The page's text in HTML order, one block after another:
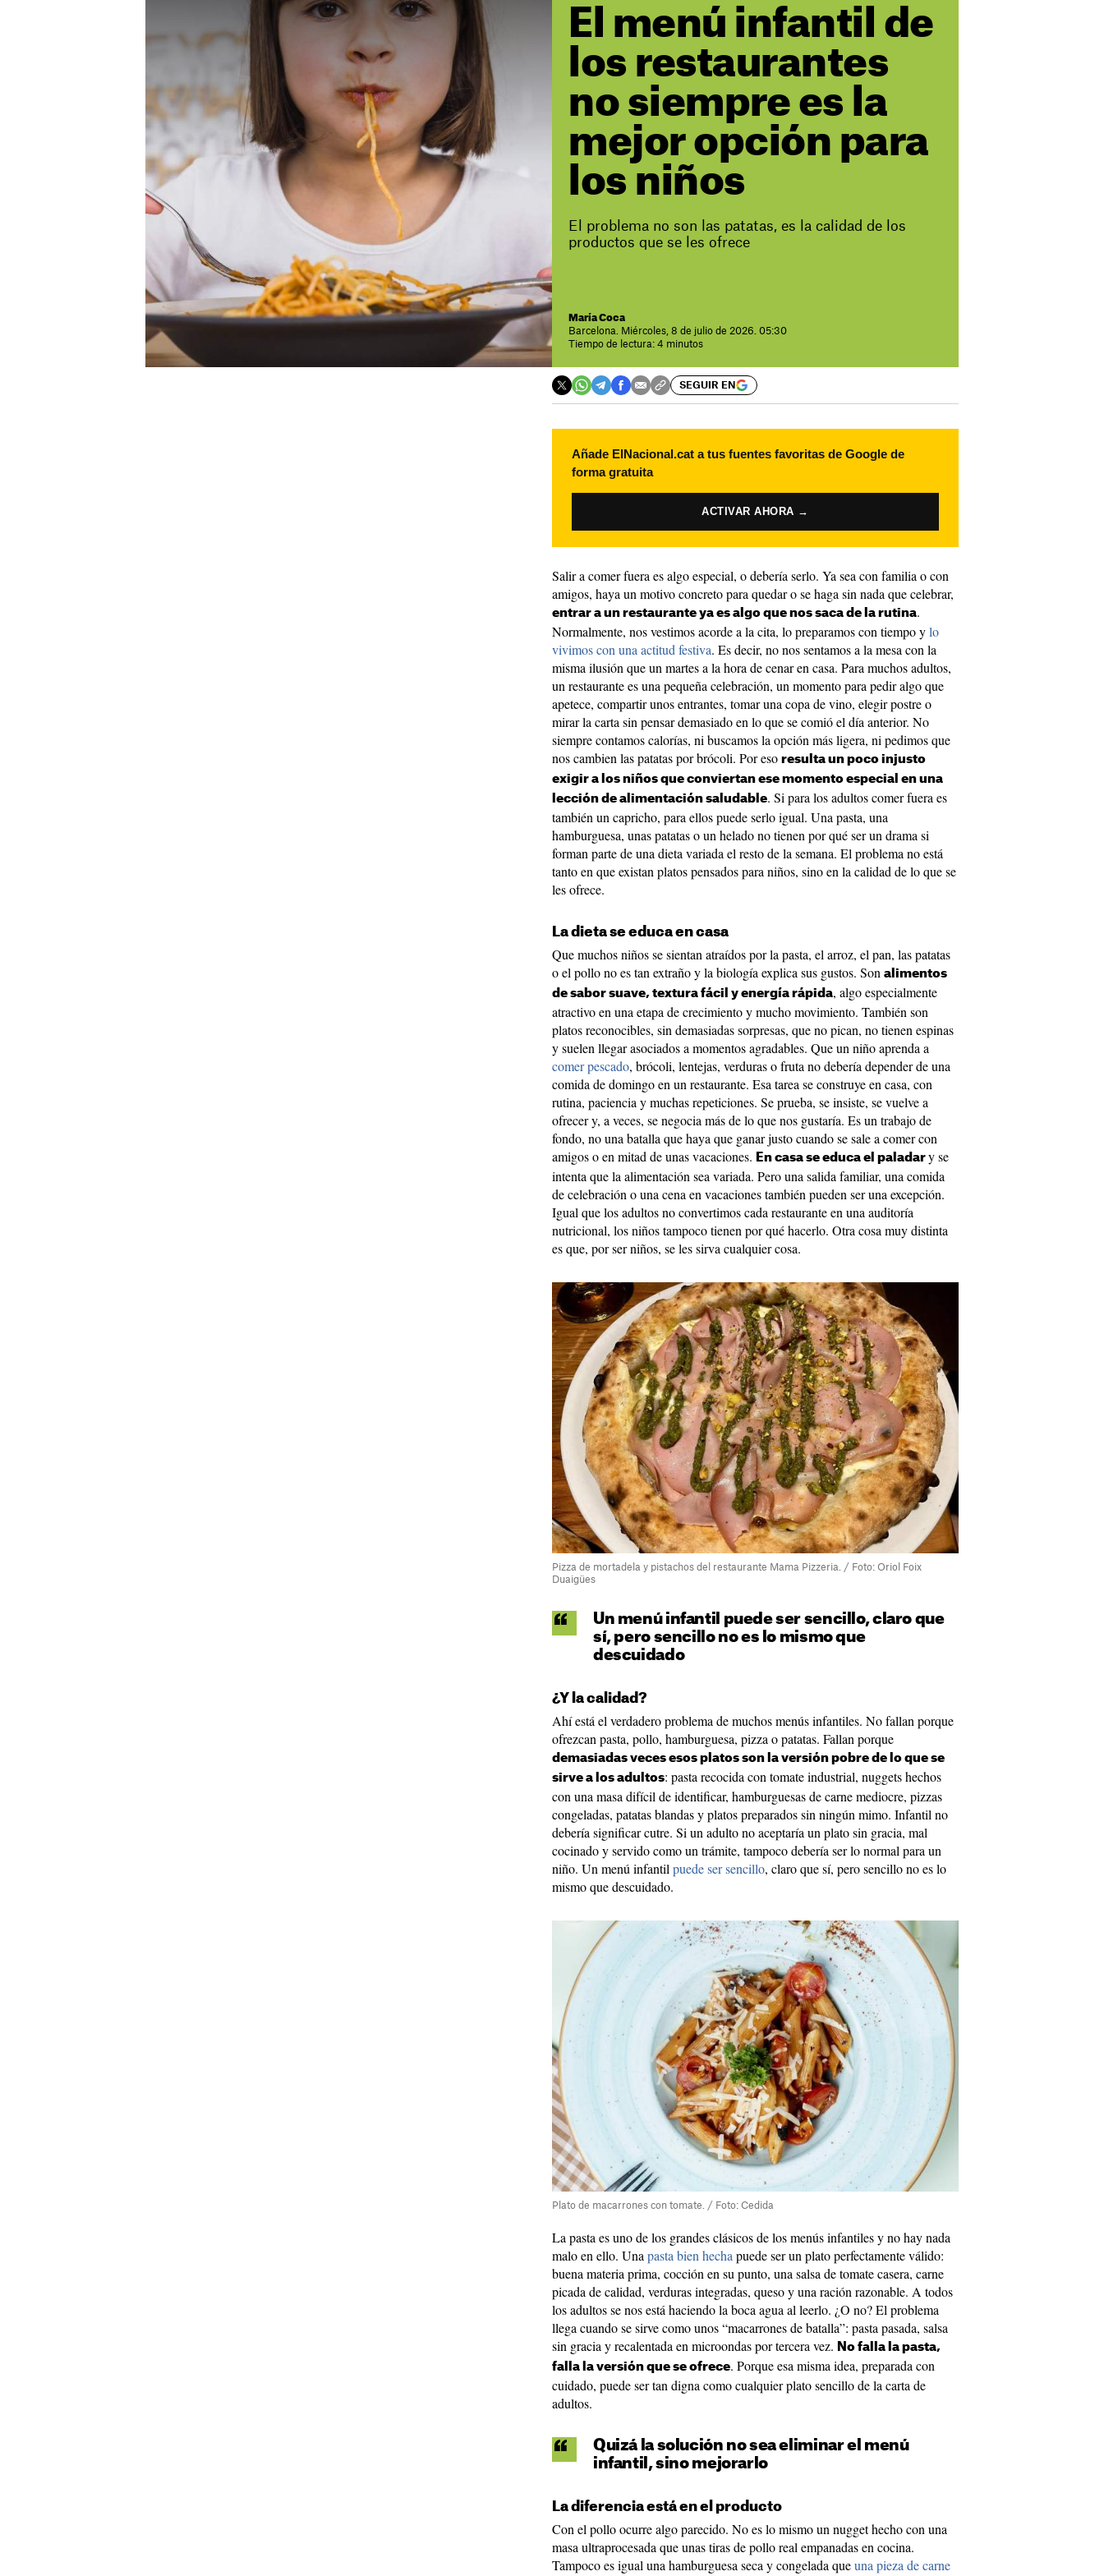
El menú infantil de
los restaurantes
no siempre es la
mejor opción para
los niños
El problema no son las patatas, es la calidad de los
productos que se les ofrece
María Coca
Barcelona. Miércoles, 8 de julio de 2026. 05:30
Tiempo de lectura: 4 minutos
SEGUIR EN
Añade ElNacional.cat a tus fuentes favoritas de Google de
forma gratuita
ACTIVAR AHORA →
Salir a comer fuera es algo especial, o debería serlo. Ya sea con familia o con
amigos, haya un motivo concreto para quedar o se haga sin nada que celebrar,
entrar a un restaurante ya es algo que nos saca de la rutina.
Normalmente, nos vestimos acorde a la cita, lo preparamos con tiempo ylo
vivimos con una actitud festiva. Es decir, no nos sentamos a la mesa con la
misma ilusión que un martes a la hora de cenar en casa. Para muchos adultos,
un restaurante es una pequeña celebración, un momento para pedir algo que
apetece, compartir unos entrantes, tomar una copa de vino, elegir postre o
mirar la carta sin pensar demasiado en lo que se comió el día anterior. No
siempre contamos calorías, ni buscamos la opción más ligera, ni pedimos que
nos cambien las patatas por brócoli. Por eso resulta un poco injusto
exigir a los niños que conviertan ese momento especial en una
lección de alimentación saludable. Si para los adultos comer fuera es
también un capricho, para ellos puede serlo igual. Una pasta, una
hamburguesa, unas patatas o un helado no tienen por qué ser un drama si
forman parte de una dieta variada el resto de la semana. El problema no está
tanto en que existan platos pensados para niños, sino en la calidad de lo que se
les ofrece.
La dieta se educa en casa
Que muchos niños se sientan atraídos por la pasta, el arroz, el pan, las patatas
o el pollo no es tan extraño y la biología explica sus gustos. Son alimentos
de sabor suave, textura fácil y energía rápida, algo especialmente
atractivo en una etapa de crecimiento y mucho movimiento. También son
platos reconocibles, sin demasiadas sorpresas, que no pican, no tienen espinas
y suelen llegar asociados a momentos agradables. Que un niño aprenda a
comer pescado, brócoli, lentejas, verduras o fruta no debería depender de una
comida de domingo en un restaurante. Esa tarea se construye en casa, con
rutina, paciencia y muchas repeticiones. Se prueba, se insiste, se vuelve a
ofrecer y, a veces, se negocia más de lo que nos gustaría. Es un trabajo de
fondo, no una batalla que haya que ganar justo cuando se sale a comer con
amigos o en mitad de unas vacaciones. En casa se educa el paladar y se
intenta que la alimentación sea variada. Pero una salida familiar, una comida
de celebración o una cena en vacaciones también pueden ser una excepción.
Igual que los adultos no convertimos cada restaurante en una auditoría
nutricional, los niños tampoco tienen por qué hacerlo. Otra cosa muy distinta
es que, por ser niños, se les sirva cualquier cosa.
Pizza de mortadela y pistachos del restaurante Mama Pizzeria. / Foto: Oriol Foix
Duaigües
Un menú infantil puede ser sencillo, claro que
sí, pero sencillo no es lo mismo que
descuidado
¿Y la calidad?
Ahí está el verdadero problema de muchos menús infantiles. No fallan porque
ofrezcan pasta, pollo, hamburguesa, pizza o patatas. Fallan porque
demasiadas veces esos platos son la versión pobre de lo que se
sirve a los adultos: pasta recocida con tomate industrial, nuggets hechos
con una masa difícil de identificar, hamburguesas de carne mediocre, pizzas
congeladas, patatas blandas y platos preparados sin ningún mimo. Infantil no
debería significar cutre. Si un adulto no aceptaría un plato sin gracia, mal
cocinado y servido como un trámite, tampoco debería ser lo normal para un
niño. Un menú infantil puede ser sencillo, claro que sí, pero sencillo no es lo
mismo que descuidado.
Plato de macarrones con tomate. / Foto: Cedida
La pasta es uno de los grandes clásicos de los menús infantiles y no hay nada
malo en ello. Una pasta bien hecha puede ser un plato perfectamente válido:
buena materia prima, cocción en su punto, una salsa de tomate casera, carne
picada de calidad, verduras integradas, queso y una ración razonable. A todos
los adultos se nos está haciendo la boca agua al leerlo. ¿O no? El problema
llega cuando se sirve como unos “macarrones de batalla”: pasta pasada, salsa
sin gracia y recalentada en microondas por tercera vez. No falla la pasta,
falla la versión que se ofrece. Porque esa misma idea, preparada con
cuidado, puede ser tan digna como cualquier plato sencillo de la carta de
adultos.
Quizá la solución no sea eliminar el menú
infantil, sino mejorarlo
La diferencia está en el producto
Con el pollo ocurre algo parecido. No es lo mismo un nugget hecho con una
masa ultraprocesada que unas tiras de pollo real empanadas en cocina.
Tampoco es igual una hamburguesa seca y congelada queuna pieza de carne